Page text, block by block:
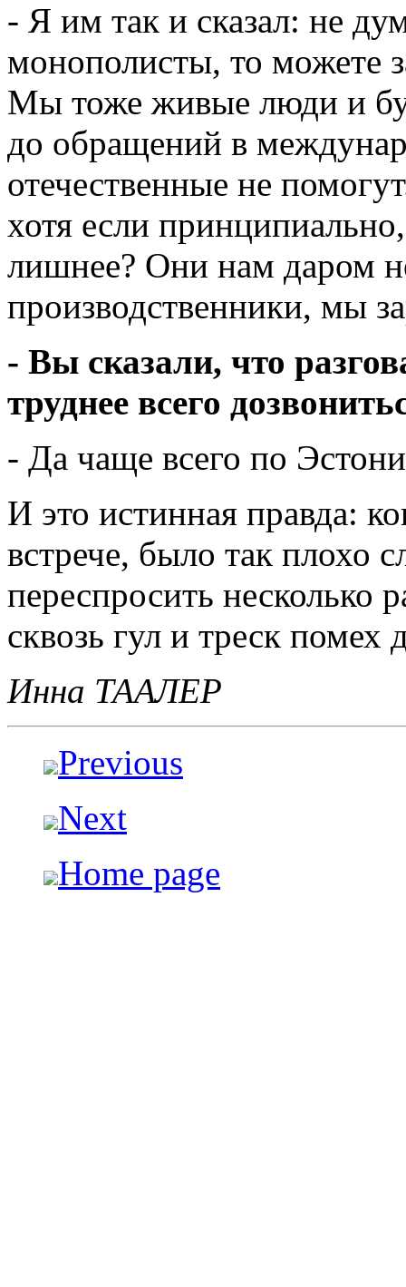
- Я им так и сказал: не
монополисты, то можете
Мы тоже живые люди и
до обращений в
отечественные не
хотя если
лишнее? Они нам даром
производственники, мы
- Вы сказали, что
труднее всего
- Да чаще всего по
И это истинная правда:
встрече, было так плохо
переспросить несколько
сквозь гул и треск
Инна ТААЛЕР
Previous
Next
Home page